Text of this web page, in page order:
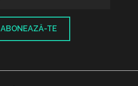
ABONEAZĂ-TE